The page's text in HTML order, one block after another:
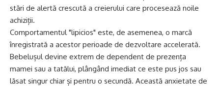
stări de alertă crescută a creierului care procesează noile
achiziții.
Comportamentul "lipicios" este, de asemenea, o marcă
înregistrată a acestor perioade de dezvoltare accelerată.
Bebelușul devine extrem de dependent de prezența
mamei sau a tatălui, plângând imediat ce este pus jos sau
lăsat singur chiar și pentru o secundă. Această anxietate de